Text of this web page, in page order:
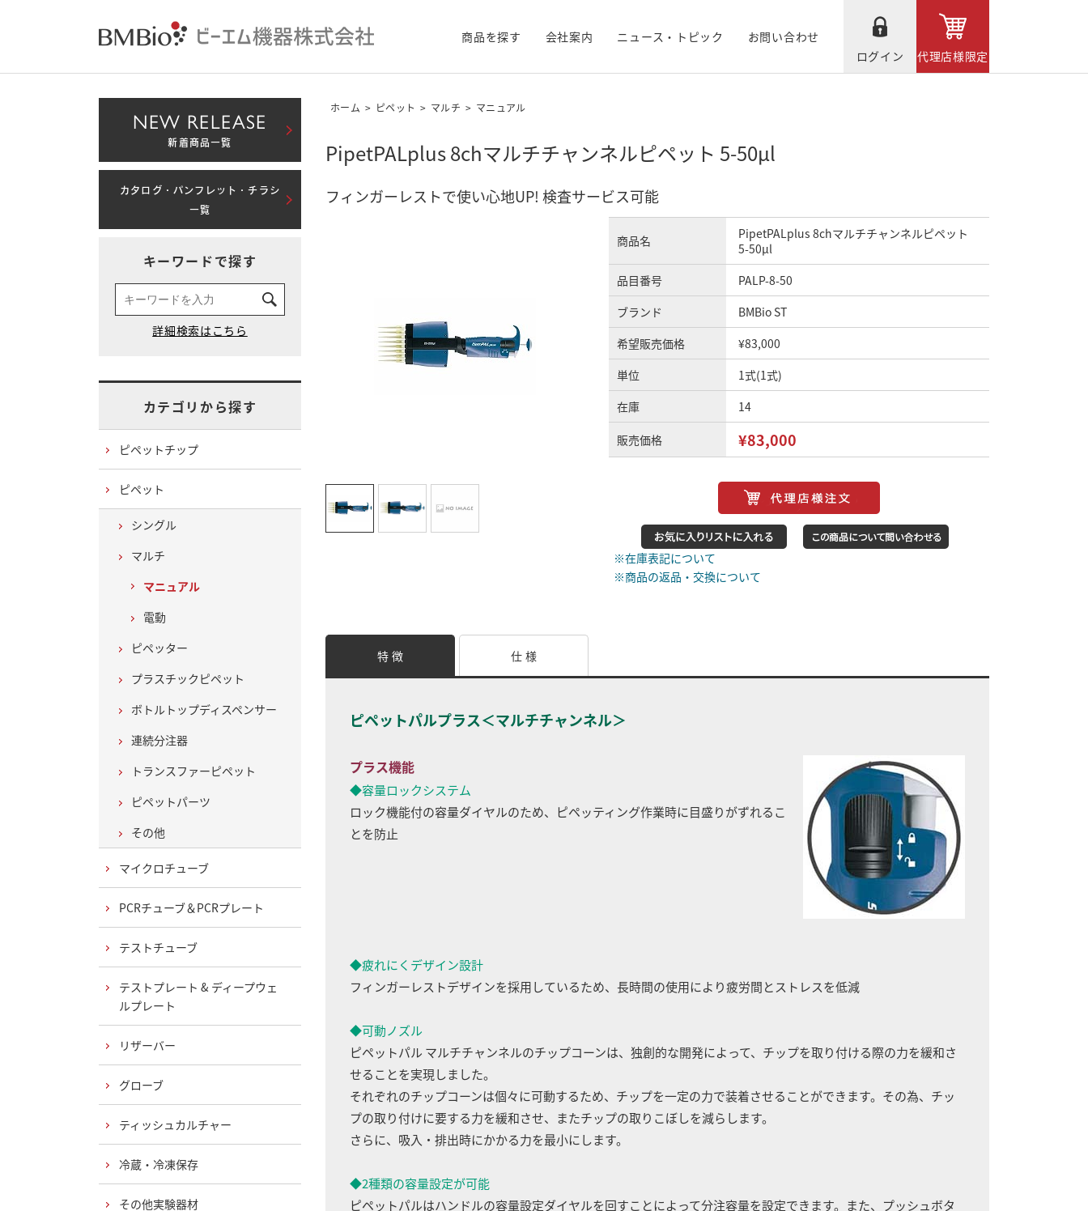
商品を探す 会社案内 ニュース・トピック
お問い合わせ
ログイン
代理店様限定
ホーム > ピペット > マルチ > マニュアル
PipetPALplus 8chマルチチャンネルピペット 5-50μl
フィンガーレストで使い心地UP! 検査サービス可能
商品名
PipetPALplus 8chマルチチャンネルピペット
5-50μl
品目番号
PALP-8-50
ブランド
BMBio ST
希望販売価格
¥83,000
単位
1式(1式)
在庫
14
販売価格 ¥83,000
※在庫表記について
※商品の返品・交換について
特 徴 仕 様
ピペットパルプラス＜マルチチャンネル＞
プラス機能
◆容量ロックシステム
ロック機能付の容量ダイヤルのため、ピペッティング作業時に目盛りがずれるこ
とを防止
◆疲れにくデザイン設計
フィンガーレストデザインを採用しているため、長時間の使用により疲労間とストレスを低減
◆可動ノズル
ピペットパル マルチチャンネルのチップコーンは、独創的な開発によって、チップを取り付ける際の力を緩和さ
せることを実現しました。
それぞれのチップコーンは個々に可動するため、チップを一定の力で装着させることができます。その為、チッ
プの取り付けに要する力を緩和させ、またチップの取りこぼしを減らします。
さらに、吸入・排出時にかかる力を最小にします。
◆2種類の容量設定が可能
ピペットパルはハンドルの容量設定ダイヤルを回すことによって分注容量を設定できます。また、プッシュボタ
NEW RELEASE
新着商品一覧
カタログ・パンフレット・チラシ
一覧
キーワードで探す
カテゴリから探す
ピペットチップ
ピペット
シングル
マルチ
マニュアル
電動
ピペッター
プラスチックピペット
ボトルトップディスペンサー
連続分注器
トランスファーピペット
ピペットパーツ
その他
マイクロチューブ
PCRチューブ＆PCRプレート
テストチューブ
テストプレート & ディープウェ
ルプレート
リザーバー
グローブ
ティッシュカルチャー
冷蔵・冷凍保存
その他実験器材